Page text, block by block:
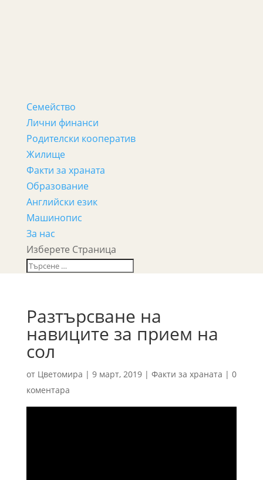
Семейство
Лични финанси
Родителски кооператив
Жилище
Факти за храната
Образование
Английски език
Машинопис
За нас
Изберете Страница
Разтърсване на
навиците за прием на
сол
от Цветомира | 9 март, 2019| Факти за храната | 0
коментара